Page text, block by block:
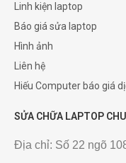
Linh kiện laptop
Báo giá sửa laptop
Hình ảnh
Liên hệ
Hiếu Computer báo giá
SỬA CHỮA LAPTOP
Địa chỉ: Số 22 ngõ